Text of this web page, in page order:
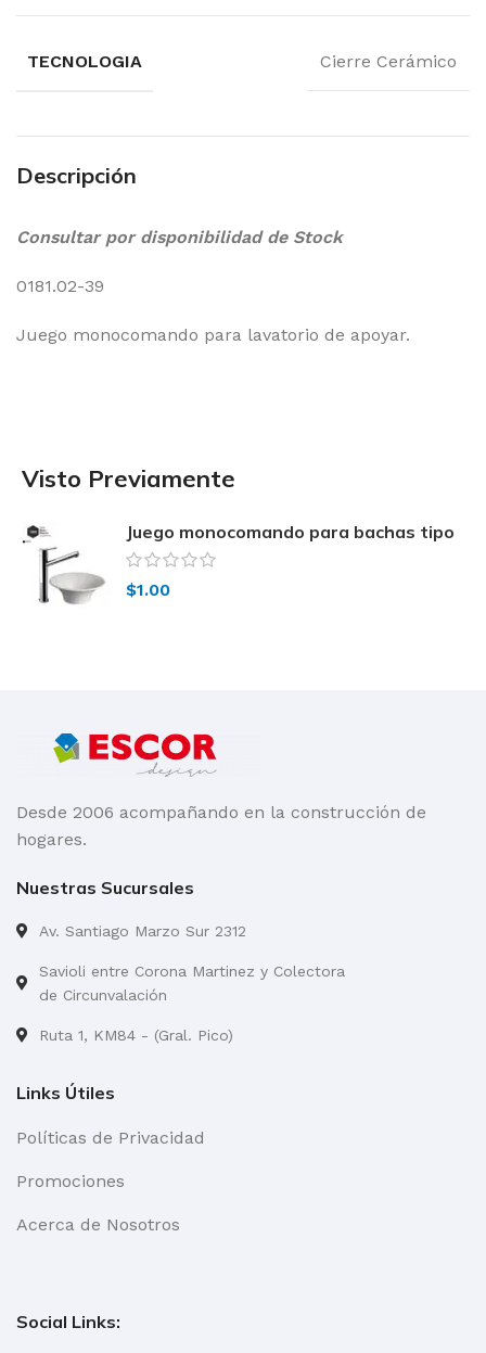
TECNOLOGIA Cierre Cerámico
Descripción
Consultar por disponibilidad de Stock
0181.02-39
Juego monocomando para lavatorio de apoyar.
Visto Previamente
Juego monocomando para bachas tipo
vessel 0181.02-39 FV
$1.00
Desde 2006 acompañando en la construcción de
hogares.
Nuestras Sucursales
Av. Santiago Marzo Sur 2312
Savioli entre Corona Martinez y Colectora
de Circunvalación
Ruta 1, KM84 - (Gral. Pico)
Links Útiles
Políticas de Privacidad
Promociones
Acerca de Nosotros
Social Links: